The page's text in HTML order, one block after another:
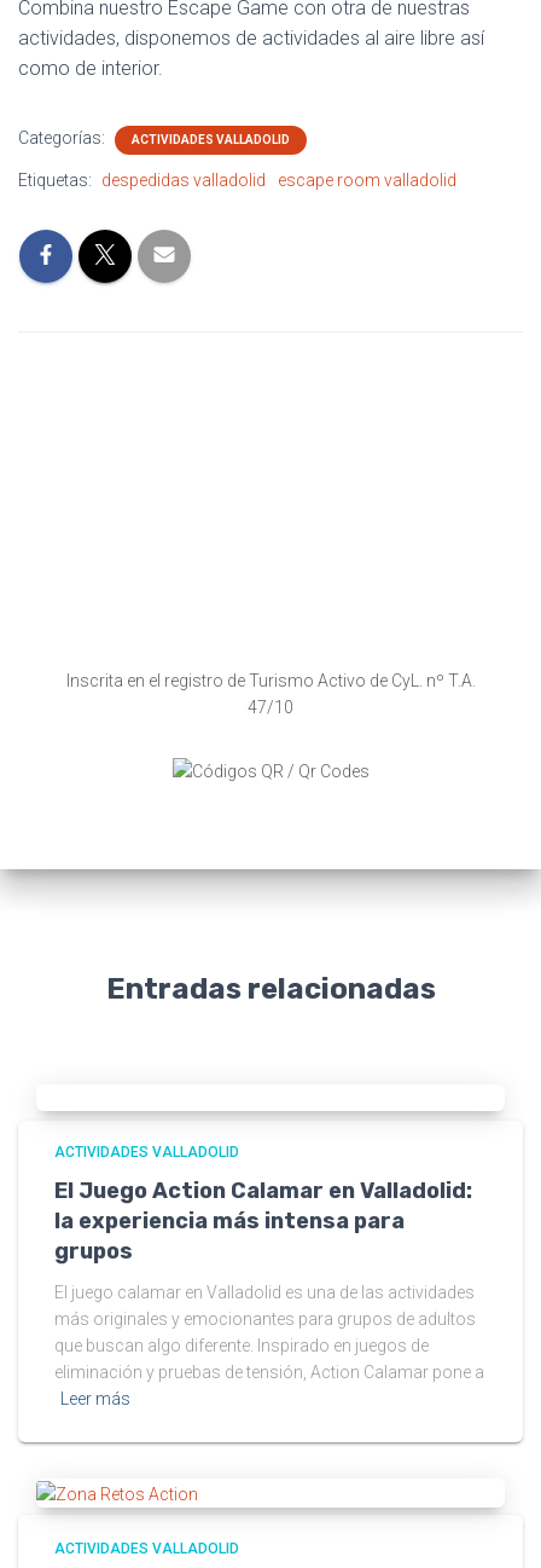
Combina nuestro Escape Game con otra de nuestras
actividades, disponemos de actividades al aire libre así
como de interior.
Categorías: ACTIVIDADES VALLADOLID
Etiquetas: despedidas valladolid escape room valladolid
Inscrita en el registro de Turismo Activo de CyL. nº T.A.
47/10
Entradas relacionadas
ACTIVIDADES VALLADOLID
El Juego Action Calamar en Valladolid:
la experiencia más intensa para
grupos
El juego calamar en Valladolid es una de las actividades
más originales y emocionantes para grupos de adultos
que buscan algo diferente. Inspirado en juegos de
eliminación y pruebas de tensión, Action Calamar pone a
Leer más
ACTIVIDADES VALLADOLID